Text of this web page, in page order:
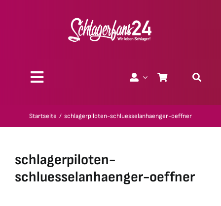
Toggle
Geschenk-Gutscheine
Startseite schlagerpiloten-schluesselanhaenger-oeffner
schlagerpiloten-
schluesselanhaenger-oeffner